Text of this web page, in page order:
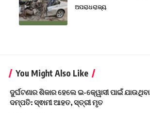
ଅପରାଧରାଜ୍ୟ
You Might Also Like
ଦୁର୍ଘଟଣାର ଶିକାର ହେଲେ ଇ-କେ୍ୱାସୀ ପାଇଁ ଯାଉଥିବା
ଦମ୍ପତି: ସ୍ଵାମୀ ଆହତ, ସ୍ତ୍ରୀ ମୃତ